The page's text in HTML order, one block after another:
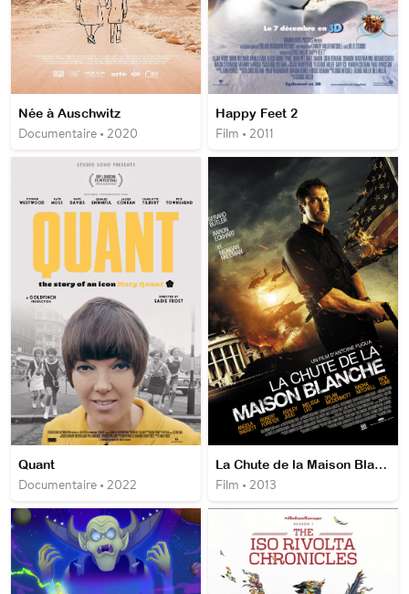
Née à Auschwitz
Documentaire • 2020
Happy Feet 2
Film • 2011
Quant
Documentaire • 2022
La Chute de la Maison Blanche
Film • 2013